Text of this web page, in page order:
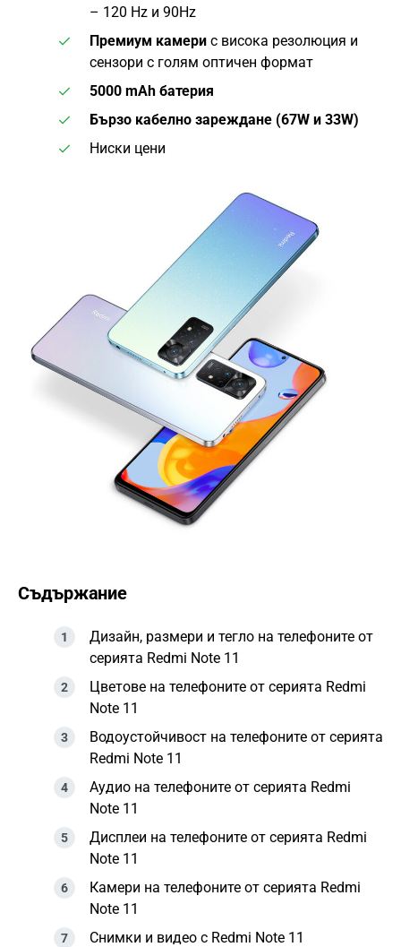
– 120 Hz и 90Hz
Премиум камери с висока резолюция и
сензори с голям оптичен формат
5000 mAh батерия
Бързо кабелно зареждане (67W и 33W)
Ниски цени
Съдържание
Дизайн, размери и тегло на телефоните от
серията Redmi Note 11
Цветове на телефоните от серията Redmi
Note 11
Водоустойчивост на телефоните от серията
Redmi Note 11
Аудио на телефоните от серията Redmi
Note 11
Дисплеи на телефоните от серията Redmi
Note 11
Камери на телефоните от серията Redmi
Note 11
Снимки и видео с Redmi Note 11